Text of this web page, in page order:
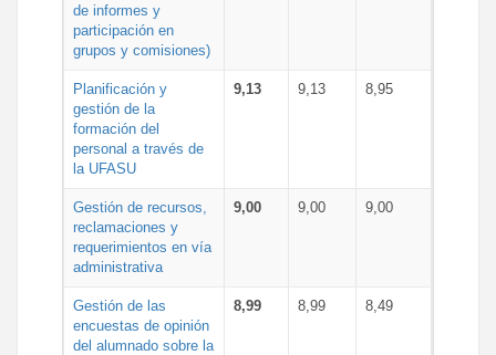
de informes y
participación en
grupos y comisiones)
Planificación y
gestión de la
formación del
personal a través de
la UFASU
9,13 9,13 8,95
Gestión de recursos,
reclamaciones y
requerimientos en vía
administrativa
9,00 9,00 9,00
Gestión de las
encuestas de opinión
del alumnado sobre la
8,99 8,99 8,49